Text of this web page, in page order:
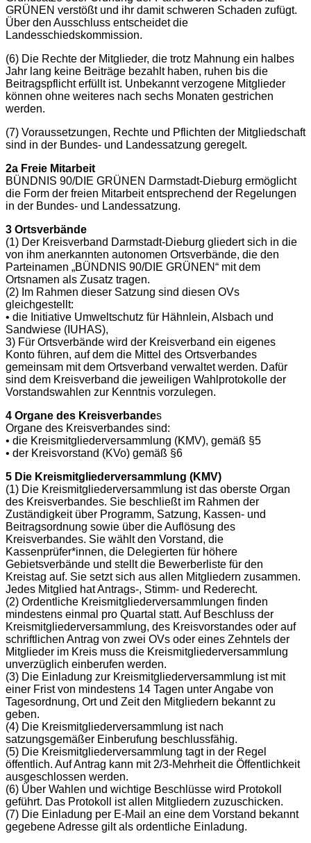
GRÜNEN verstößt und ihr damit schweren Schaden zufügt.
Über den Ausschluss entscheidet die
Landesschiedskommission.
(6) Die Rechte der Mitglieder, die trotz Mahnung ein halbes
Jahr lang keine Beiträge bezahlt haben, ruhen bis die
Beitragspflicht erfüllt ist. Unbekannt verzogene Mitglieder
können ohne weiteres nach sechs Monaten gestrichen
werden.
(7) Voraussetzungen, Rechte und Pflichten der Mitgliedschaft
sind in der Bundes- und Landessatzung geregelt.
2a Freie Mitarbeit
BÜNDNIS 90/DIE GRÜNEN Darmstadt-Dieburg ermöglicht
die Form der freien Mitarbeit entsprechend der Regelungen
in der Bundes- und Landessatzung.
3 Ortsverbände
(1) Der Kreisverband Darmstadt-Dieburg gliedert sich in die
von ihm anerkannten autonomen Ortsverbände, die den
Parteinamen „BÜNDNIS 90/DIE GRÜNEN“ mit dem
Ortsnamen als Zusatz tragen.
(2) Im Rahmen dieser Satzung sind diesen OVs
gleichgestellt:
• die Initiative Umweltschutz für Hähnlein, Alsbach und
Sandwiese (IUHAS),
3) Für Ortsverbände wird der Kreisverband ein eigenes
Konto führen, auf dem die Mittel des Ortsverbandes
gemeinsam mit dem Ortsverband verwaltet werden. Dafür
sind dem Kreisverband die jeweiligen Wahlprotokolle der
Vorstandswahlen zur Kenntnis vorzulegen.
4 Organe des Kreisverbandes
Organe des Kreisverbandes sind:
• die Kreismitgliederversammlung (KMV), gemäß §5
• der Kreisvorstand (KVo) gemäß §6
5 Die Kreismitgliederversammlung (KMV)
(1) Die Kreismitgliederversammlung ist das oberste Organ
des Kreisverbandes. Sie beschließt im Rahmen der
Zuständigkeit über Programm, Satzung, Kassen- und
Beitragsordnung sowie über die Auflösung des
Kreisverbandes. Sie wählt den Vorstand, die
Kassenprüfer*innen, die Delegierten für höhere
Gebietsverbände und stellt die Bewerberliste für den
Kreistag auf. Sie setzt sich aus allen Mitgliedern zusammen.
Jedes Mitglied hat Antrags-, Stimm- und Rederecht.
(2) Ordentliche Kreismitgliederversammlungen finden
mindestens einmal pro Quartal statt. Auf Beschluss der
Kreismitgliederversammlung, des Kreisvorstandes oder auf
schriftlichen Antrag von zwei OVs oder eines Zehntels der
Mitglieder im Kreis muss die Kreismitgliederversammlung
unverzüglich einberufen werden.
(3) Die Einladung zur Kreismitgliederversammlung ist mit
einer Frist von mindestens 14 Tagen unter Angabe von
Tagesordnung, Ort und Zeit den Mitgliedern bekannt zu
geben.
(4) Die Kreismitgliederversammlung ist nach
satzungsgemäßer Einberufung beschlussfähig.
(5) Die Kreismitgliederversammlung tagt in der Regel
öffentlich. Auf Antrag kann mit 2/3-Mehrheit die Öffentlichkeit
ausgeschlossen werden.
(6) Über Wahlen und wichtige Beschlüsse wird Protokoll
geführt. Das Protokoll ist allen Mitgliedern zuzuschicken.
(7) Die Einladung per E-Mail an eine dem Vorstand bekannt
gegebene Adresse gilt als ordentliche Einladung.